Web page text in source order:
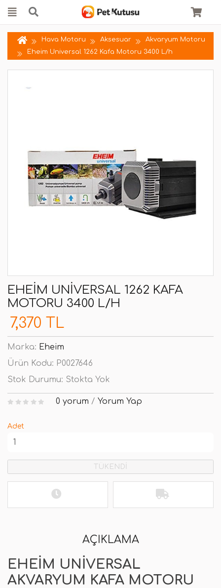
Hava Motoru Aksesuar
Akvaryum Motoru
Eheim Universal 1262 Kafa Motoru 3400 L/h
EHEIM UNIVERSAL 1262 KAFA
MOTORU 3400 L/H
7,370 TL
Marka: Eheim
Ürün Kodu: P0027646
Stok Durumu: Stokta Yok
0 yorum / Yorum Yap
Adet
TÜKENDİ
AÇIKLAMA
EHEIM UNIVERSAL
AKVARYUM KAFA MOTORU